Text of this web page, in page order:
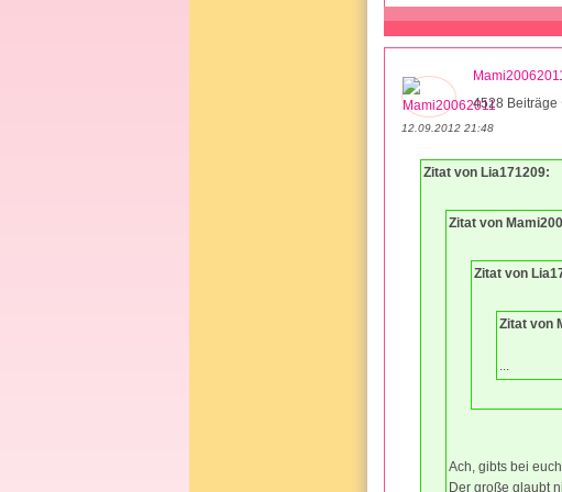
4528 Beiträge
12.09.2012 21:48
Zitat von Lia171209:
Zitat von
Zitat von
Zitat von
...
Ach, gibts bei
Der große glaubt